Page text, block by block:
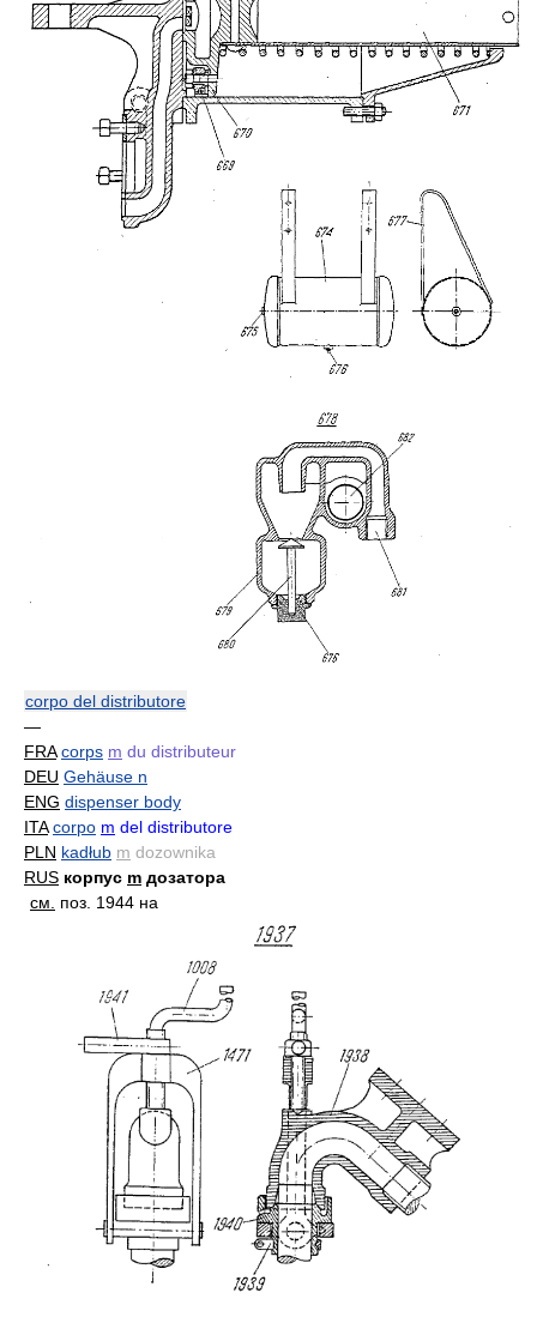
corpo del distributore
—
FRA corps m du distributeur
DEU Gehäuse n
ENG dispenser body
ITA corpo m del distributore
PLN kadłub m dozownika
RUS корпус m дозатора
см. поз. 1944 на